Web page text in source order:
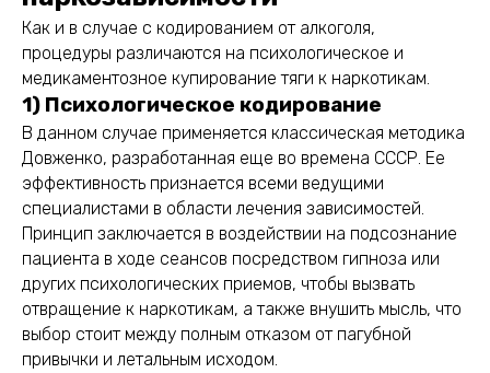
Как и в случае с кодированием от алкоголя,
процедуры различаются на психологическое и
медикаментозное купирование тяги к наркотикам.
1) Психологическое кодирование
В данном случае применяется классическая методика
Довженко, разработанная еще во времена СССР. Ее
эффективность признается всеми ведущими
специалистами в области лечения зависимостей.
Принцип заключается в воздействии на подсознание
пациента в ходе сеансов посредством гипноза или
других психологических приемов, чтобы вызвать
отвращение к наркотикам, а также внушить мысль, что
выбор стоит между полным отказом от пагубной
привычки и летальным исходом.